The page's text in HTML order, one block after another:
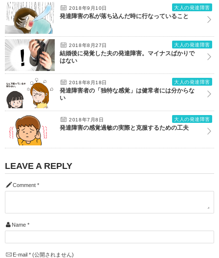
2018年9月10日 大人の発達障害
発達障害の私が落ち込んだ時に行なっていること
2018年8月27日 大人の発達障害
結婚後に発覚した夫の発達障害。マイナスばかりで
はない
2018年8月18日 大人の発達障害
発達障害者の「独特な感覚」は健常者には分からな
い
2018年7月8日 大人の発達障害
発達障害の感覚過敏の実際と克服するための工夫
LEAVE A REPLY
Comment *
Name *
E-mail *(公開されません)